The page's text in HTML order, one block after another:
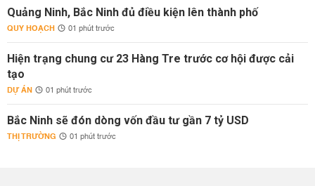
Quảng Ninh, Bắc Ninh đủ điều kiện lên thành phố
QUY HOẠCH 01 phút trước
Hiện trạng chung cư 23 Hàng Tre trước cơ hội được cải
tạo
DỰ ÁN 01 phút trước
Bắc Ninh sẽ đón dòng vốn đầu tư gần 7 tỷ USD
THỊ TRƯỜNG 01 phút trước